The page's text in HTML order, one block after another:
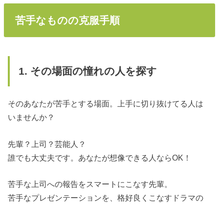
苦手なものの克服手順
1. その場面の憧れの人を探す
そのあなたが苦手とする場面。上手に切り抜けてる人は
いませんか？
先輩？上司？芸能人？
誰でも大丈夫です。あなたが想像できる人ならOK！
苦手な上司への報告をスマートにこなす先輩。
苦手なプレゼンテーションを、格好良くこなすドラマの